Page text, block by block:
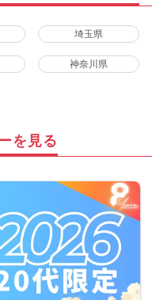
埼玉県
神奈川県
を見る